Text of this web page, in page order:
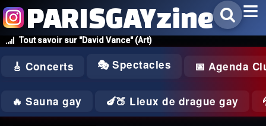
Tout savoir sur "David Vance" (Art)
PARISGAYzine
🎸 Concerts 🎭 Spectacles 📅 Agenda
🔥 Sauna gay 🍆🍑 Lieux de drague gay